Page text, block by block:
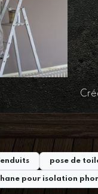
pose de
pour isolation